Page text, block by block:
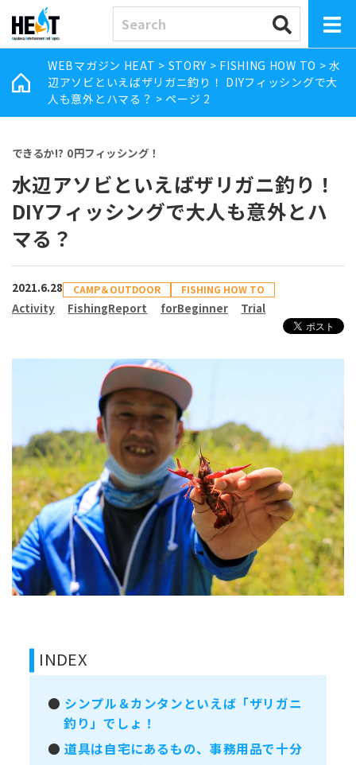
WEBマガジン HEAT > STORY > FISHING HOW TO >水
辺アソビといえばザリガニ釣り！ DIYフィッシングで大
人も意外とハマる？ > ページ 2
できるか!? 0円フィッシング！
水辺アソビといえばザリガニ釣り！
DIYフィッシングで大人も意外とハ
マる？
2021.6.28 CAMP＆OUTDOOR FISHING HOW TO
Activity FishingReport forBeginner Trial
INDEX
● シンプル＆カンタンといえば「ザリガニ
釣り」でしょ！
●道具は自宅にあるもの、事務用品で十分